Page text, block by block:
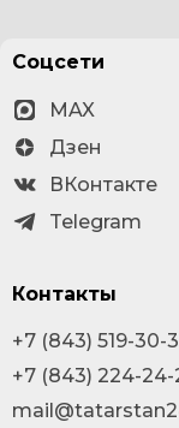
Соцсети
MAX
Дзен
ВКонтакте
Telegram
Контакты
+7 (843) 519-30-
+7 (843) 224-